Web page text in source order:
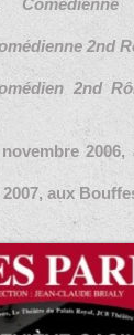
Comédienne
2nd
2nd
2006,
aux